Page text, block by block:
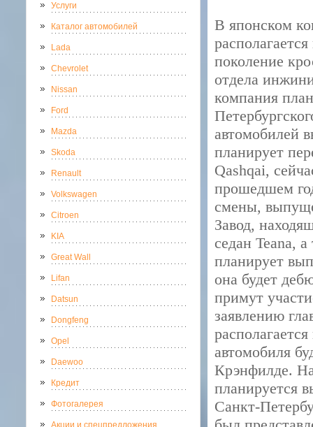
Услуги
Каталог автомобилей
Lada
Chevrolet
Nissan
Ford
Mazda
Skoda
Renault
Volkswagen
Citroen
KIA
Great Wall
Lifan
Datsun
Dongfeng
Opel
Daewoo
Кредит
Фотогалерея
Акции и спецпредложения
В японском
поколение
отдела
компания
автомобилей
планирует
Qashqai,
прошедшем
смены,
Завод,
седан Teana,
планирует
она будет
примут
заявлению
автомобиля
Крэнфилде.
планируется
Санкт-